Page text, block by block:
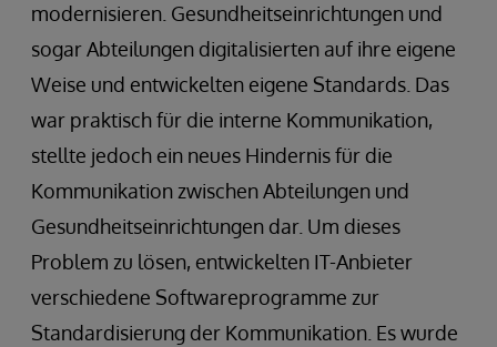
modernisieren. Gesundheitseinrichtungen und
sogar Abteilungen digitalisierten auf ihre eigene
Weise und entwickelten eigene Standards. Das
war praktisch für die interne Kommunikation,
stellte jedoch ein neues Hindernis für die
Kommunikation zwischen Abteilungen und
Gesundheitseinrichtungen dar. Um dieses
Problem zu lösen, entwickelten IT-Anbieter
verschiedene Softwareprogramme zur
Standardisierung der Kommunikation. Es wurde